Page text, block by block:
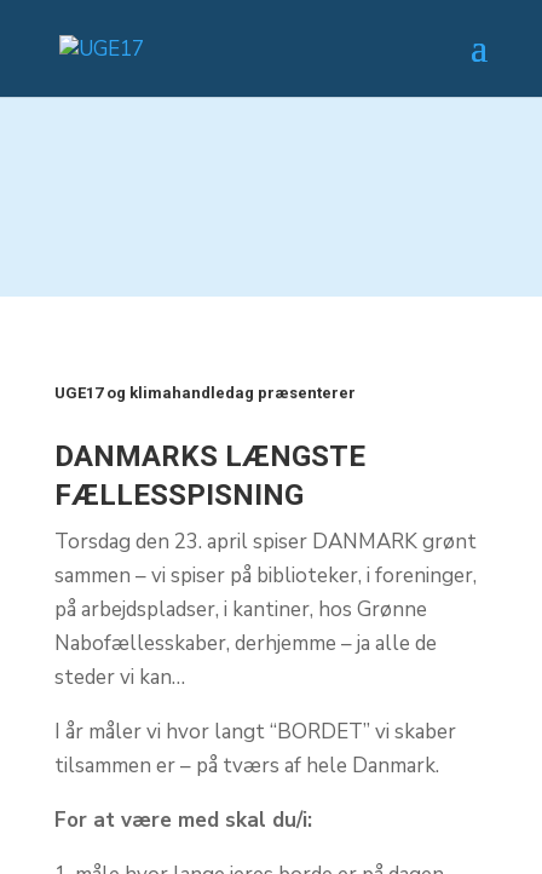
UGE17 og klimahandledag præsenterer
DANMARKS LÆNGSTE
FÆLLESSPISNING
Torsdag den 23. april spiser DANMARK grønt
sammen – vi spiser på biblioteker, i foreninger,
på arbejdspladser, i kantiner, hos Grønne
Nabofællesskaber, derhjemme – ja alle de
steder vi kan…
I år måler vi hvor langt “BORDET” vi skaber
tilsammen er – på tværs af hele Danmark.
For at være med skal du/i: